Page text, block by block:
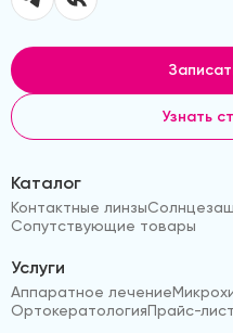
Узнать
Каталог
Контактные линзы
Сопутствующие товары
Услуги
Аппаратное лечение
ОртокератологияПрайс-